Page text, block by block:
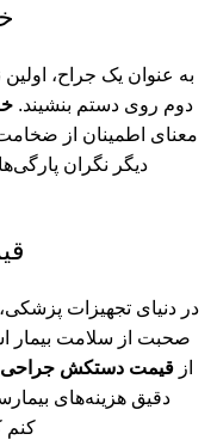
به عنوان یک جراح،
دوم روی دستم بنشیند.
معنای اطمینان از
دیگر نگران
در دنیای تجهیزات
صحبت از سلامت
از قیمت دستکش جراحی
دقیق هزینه‌های
کنم